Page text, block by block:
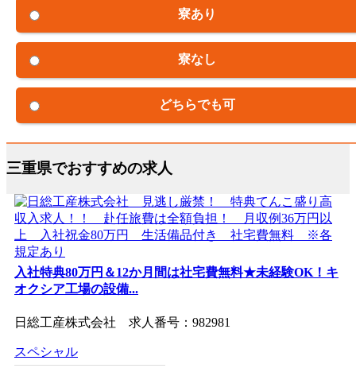
寮あり
寮なし
どちらでも可
三重県でおすすめの求人
入社特典80万円＆12か月間は社宅費無料★未経験OK！キ
オクシア工場の設備...
日総工産株式会社 求人番号：982981
スペシャル